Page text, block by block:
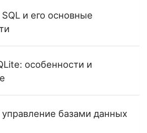
и его основные
особенности и
базами данных